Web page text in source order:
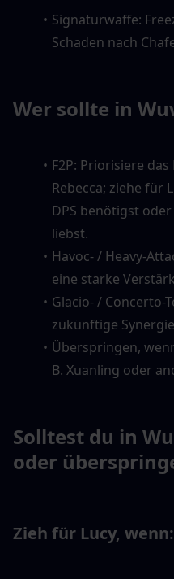
Signaturwaffe:
Schaden nach
Wer sollte in
F2P: Priorisiere
Rebecca; ziehe für
DPS benötigst
liebst.
Havoc- / Heavy-
eine starke
Glacio- / Concerto-
zukünftige
Überspringen,
B. Xuanling oder
Solltest du in
oder
Zieh für Lucy, wenn: